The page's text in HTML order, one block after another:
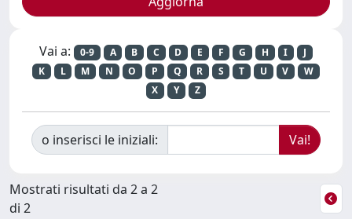
Vai a: 0-9 A B C D E F G H I
J
K
L M N O P Q R S T U V
W
X
Y Z
o inserisci le iniziali:
Mostrati risultati da 2 a 2
di 2